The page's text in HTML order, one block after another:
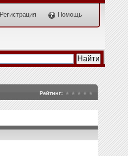
Регистрация Помощь
Рейтинг: